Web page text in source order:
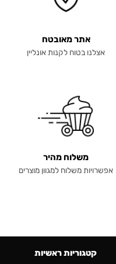
אתר מאובטח
אצלנו בטוח לקנות אונליין
משלוח מהיר
אפשרויות משלוח למגוון מוצרים
קטגוריות ראשיות